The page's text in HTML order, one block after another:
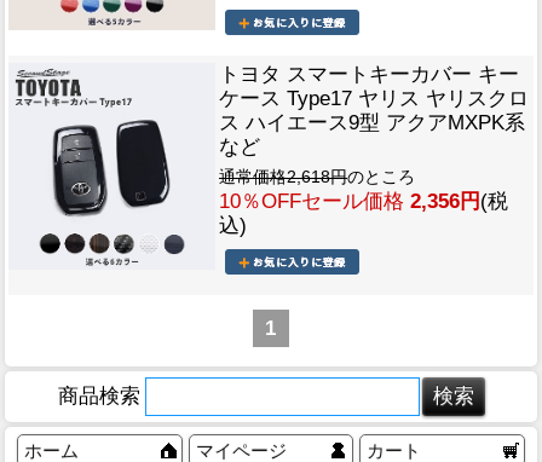
トヨタ スマートキーカバー キー
ケース Type17 ヤリス ヤリスクロ
ス ハイエース9型 アクアMXPK系
など
通常価格2,618円のところ
10％OFFセール価格 2,356円 (税
込)
1
商品検索
ホーム マイページ カート